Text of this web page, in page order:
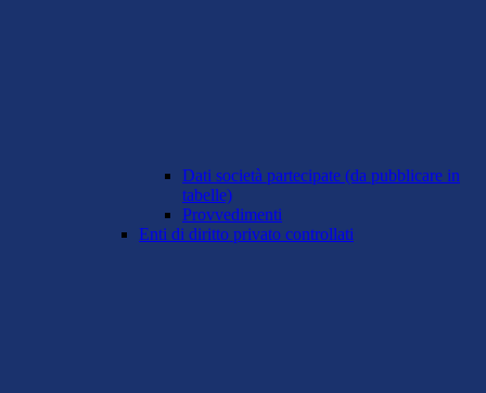
Dati società partecipate (da pubblicare in
tabelle)
Provvedimenti
Enti di diritto privato controllati